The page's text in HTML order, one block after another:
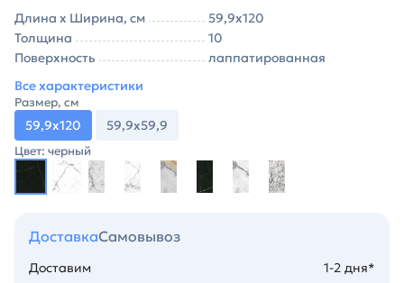
Длина х Ширина, см
59,9х120
Толщина
10
Поверхность
лаппатированная
Все характеристики
Размер, см
59,9х120 59,9х59,9
Цвет: черный
ДоставкаСамовывоз
Доставим
1-2 дня*